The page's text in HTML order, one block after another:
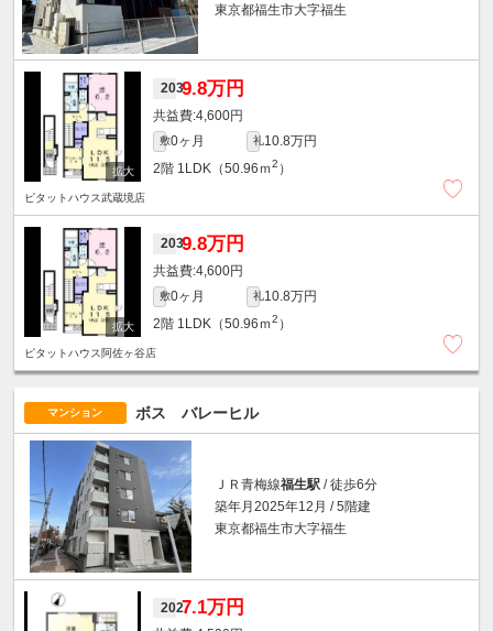
東京都福生市大字福生
2039.8万円
4,600円
敷0ヶ月 礼10.8万円
2階 1LDK（50.96ｍ2 ）
ピタットハウス武蔵境店
2039.8万円
4,600円
敷0ヶ月 礼10.8万円
2階 1LDK（50.96ｍ2 ）
ピタットハウス阿佐ヶ谷店
マンション ボス バレーヒル
ＪＲ青梅線福生駅 / 徒歩6分
築年月2025年12月 / 5階建
東京都福生市大字福生
2027.1万円